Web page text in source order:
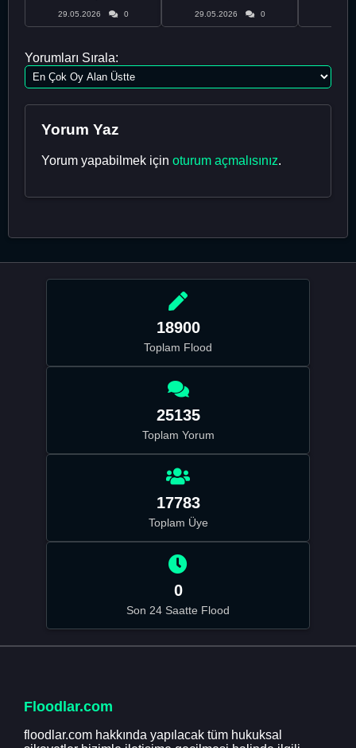
29.05.2026 0 29.05.2026 0
Yorumları Sırala:
Yorum Yaz
Yorum yapabilmek için oturum açmalısınız.
18900
Toplam Flood
25135
Toplam Yorum
17783
Toplam Üye
0
Son 24 Saatte Flood
Floodlar.com
floodlar.com hakkında yapılacak tüm hukuksal